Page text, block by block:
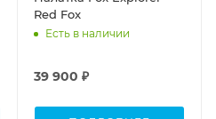
Red Fox
Есть в наличии
39 900 ₽